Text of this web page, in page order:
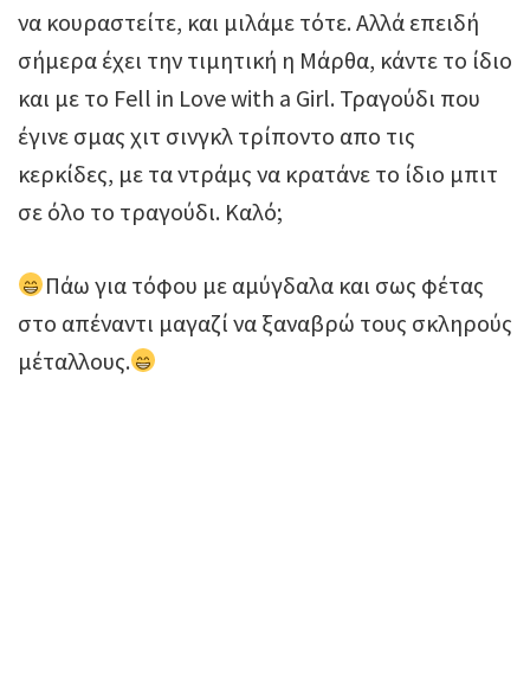
να κουραστείτε, και μιλάμε τότε. Αλλά επειδή
σήμερα έχει την τιμητική η Μάρθα, κάντε το ίδιο
και με το Fell in Love with a Girl. Τραγούδι που
έγινε σμας χιτ σινγκλ τρίποντο απο τις
κερκίδες, με τα ντράμς να κρατάνε το ίδιο μπιτ
σε όλο το τραγούδι. Καλό;
Πάω για τόφου με αμύγδαλα και σως φέτας
στο απέναντι μαγαζί να ξαναβρώ τους σκληρούς
μέταλλους.